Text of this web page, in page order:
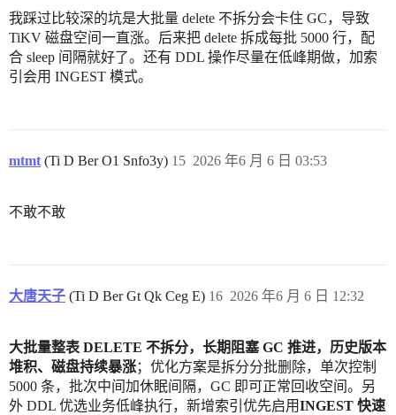
我踩过比较深的坑是大批量 delete 不拆分会卡住 GC，导致
TiKV 磁盘空间一直涨。后来把 delete 拆成每批 5000 行，配
合 sleep 间隔就好了。还有 DDL 操作尽量在低峰期做，加索
引会用 INGEST 模式。
mtmt (Ti D Ber O1 Snfo3y) 2026 年6 月 6 日 03:53
15
不敢不敢
大唐天子 (Ti D Ber Gt Qk Ceg E) 2026 年6 月 6 日 12:32
16
大批量整表 DELETE 不拆分，长期阻塞 GC 推进，历史版本
堆积、磁盘持续暴涨；优化方案是拆分分批删除，单次控制
5000 条，批次中间加休眠间隔，GC 即可正常回收空间。另
外 DDL 优选业务低峰执行，新增索引优先启用INGEST 快速